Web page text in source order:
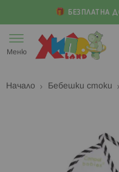
БЕЗПЛАТНА
към
съдържанието
Меню
Начало Бебешки стоки